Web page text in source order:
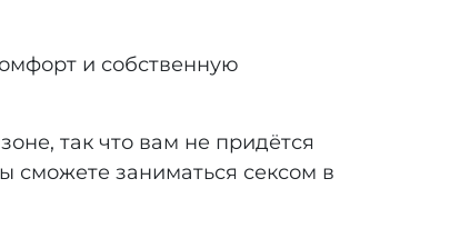
и собственную
так что вам не придётся
сможете заниматься сексом в